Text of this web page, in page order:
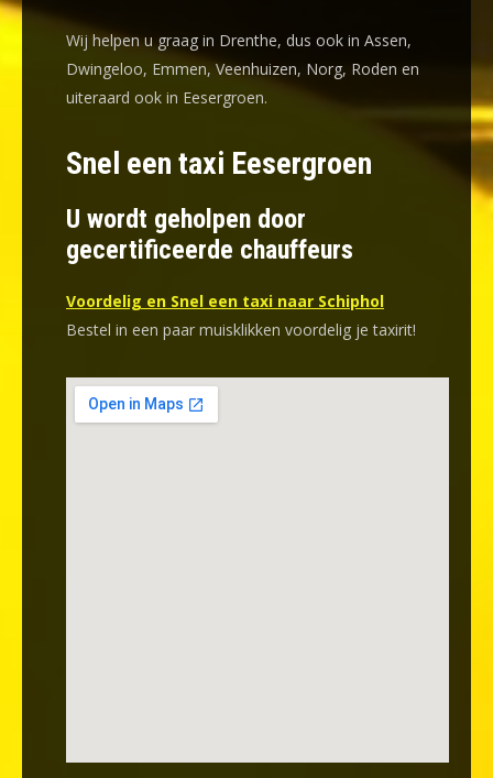
Wij helpen u graag in Drenthe, dus ook in Assen,
Dwingeloo, Emmen, Veenhuizen, Norg, Roden en
uiteraard ook in Eesergroen.
Snel een taxi Eesergroen
U wordt geholpen door
gecertificeerde chauffeurs
Voordelig en Snel een taxi naar Schiphol
Bestel in een paar muisklikken voordelig je taxirit!